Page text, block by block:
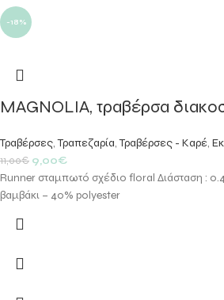
-18%
MAGNOLIA, τραβέρσα
Τραβέρσες, Τραπεζαρία, Τραβέρσες - Καρέ,
11,00€ 9,00€
Runner σταμπωτό σχέδιο floral Διάσταση :
βαμβάκι – 40% polyester